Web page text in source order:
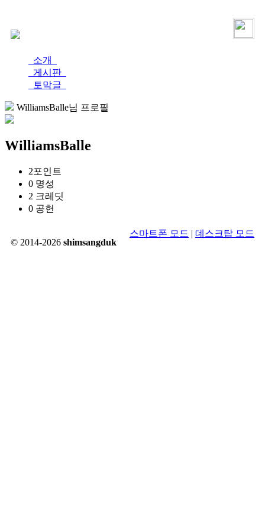
소개
게시판
토막글
WilliamsBalle님 프로필
WilliamsBalle
2포인트
0 명성
2 크레딧
0 공헌
© 2014-2026 shimsangduk
스마트폰 모드 | 데스크탑 모드